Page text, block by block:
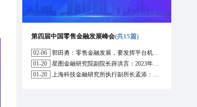
第四届中国零售金融发展峰会(共15篇)
02-06
郭田勇：零售金融发展，要发挥平台机构的作用
01-20
星图金融研究院副院长薛洪言：2023年消费信贷或迎来新起点
01-20
上海科技金融研究所执行副所长孟添：开放银行与嵌入式金融为数字普惠金融带来更大发展空间